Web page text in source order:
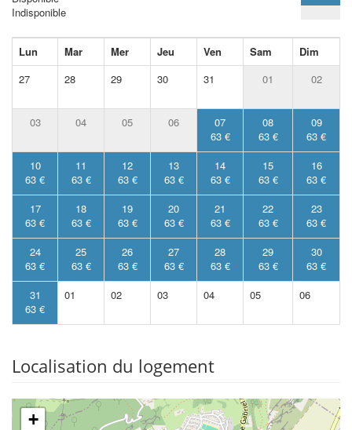
Indisponible
Lun Mar Mer Jeu Ven Sam
Dim
27
28 29 30 31 01 02
03 04 05 06
07
63 €
08
63 €
09
63 €
10
63 €
11
63 €
12
63 €
13
63 €
14
63 €
15
63 €
16
63 €
17
63 €
18
63 €
19
63 €
20
63 €
21
63 €
22
63 €
23
63 €
24
63 €
25
63 €
26
63 €
27
63 €
28
63 €
29
63 €
30
63 €
31
63 €
01 02 03 04 05 06
Localisation du logement
+